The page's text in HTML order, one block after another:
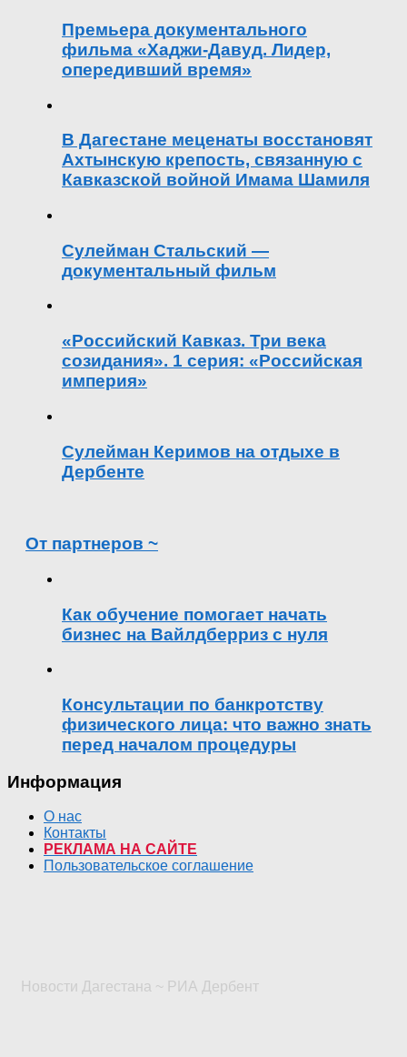
Премьера документального
фильма «Хаджи-Давуд. Лидер,
опередивший время»
В Дагестане меценаты восстановят
Ахтынскую крепость, связанную с
Кавказской войной Имама Шамиля
Сулейман Стальский —
документальный фильм
«Российский Кавказ. Три века
созидания». 1 серия: «Российская
империя»
Сулейман Керимов на отдыхе в
Дербенте
От партнеров ~
Как обучение помогает начать
бизнес на Вайлдберриз с нуля
Консультации по банкротству
физического лица: что важно знать
перед началом процедуры
Информация
О нас
Контакты
РЕКЛАМА НА САЙТЕ
Пользовательское соглашение
Новости Дагестана ~ РИА Дербент